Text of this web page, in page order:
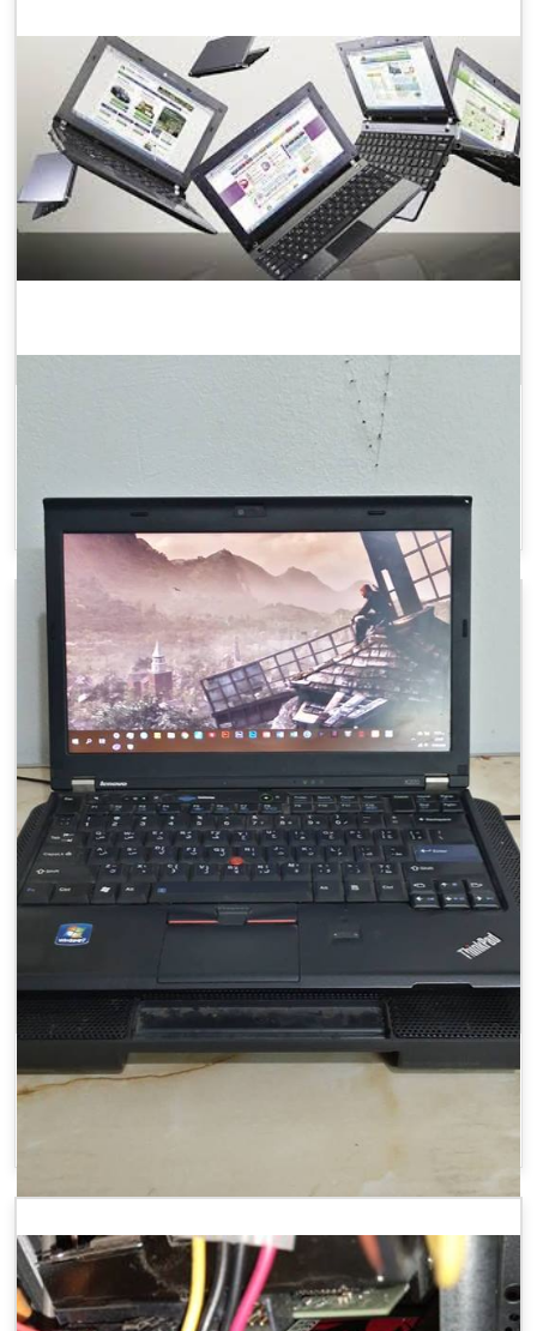
استبدال لاب توب القديم بواحد استيراد
Laptops - Computers Shoply
$0
دلوقتي و بسعر مغري.... لابتوب لينوفو x220